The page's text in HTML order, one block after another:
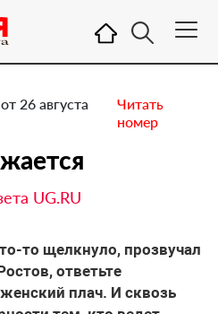
26 августа
Читать
номер
UG.RU
то щелкнуло, прозвучал
ответьте
плач. И сквозь